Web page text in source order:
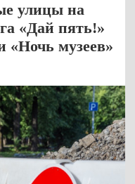
улицы на
«Дай пять!»
«Ночь музеев»